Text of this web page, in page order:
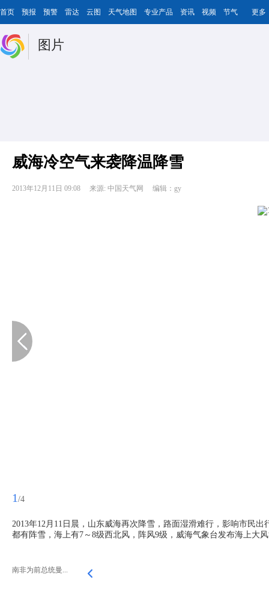
首页 预报 预警 雷达 云图 天气地图 专业产品 资讯 视频 节气 更多
图片
威海冷空气来袭降温降雪
2013年12月11日 09:08 来源: 中国天气网 编辑：gy
1 /4
2013年12月11日晨，山东威海再次降雪，路面湿滑难行，影响市民
都有阵雪，海上有7～8级西北风，阵风9级，威海气象台发布海上大
南非为前总统曼...